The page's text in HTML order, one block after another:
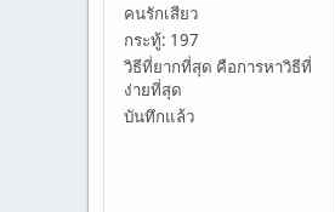
คนรักเสียว
กระทู้: 197
วิธีที่ยากที่สุด คือการหาวิธีที่
ง่ายที่สุด
บันทึกแล้ว